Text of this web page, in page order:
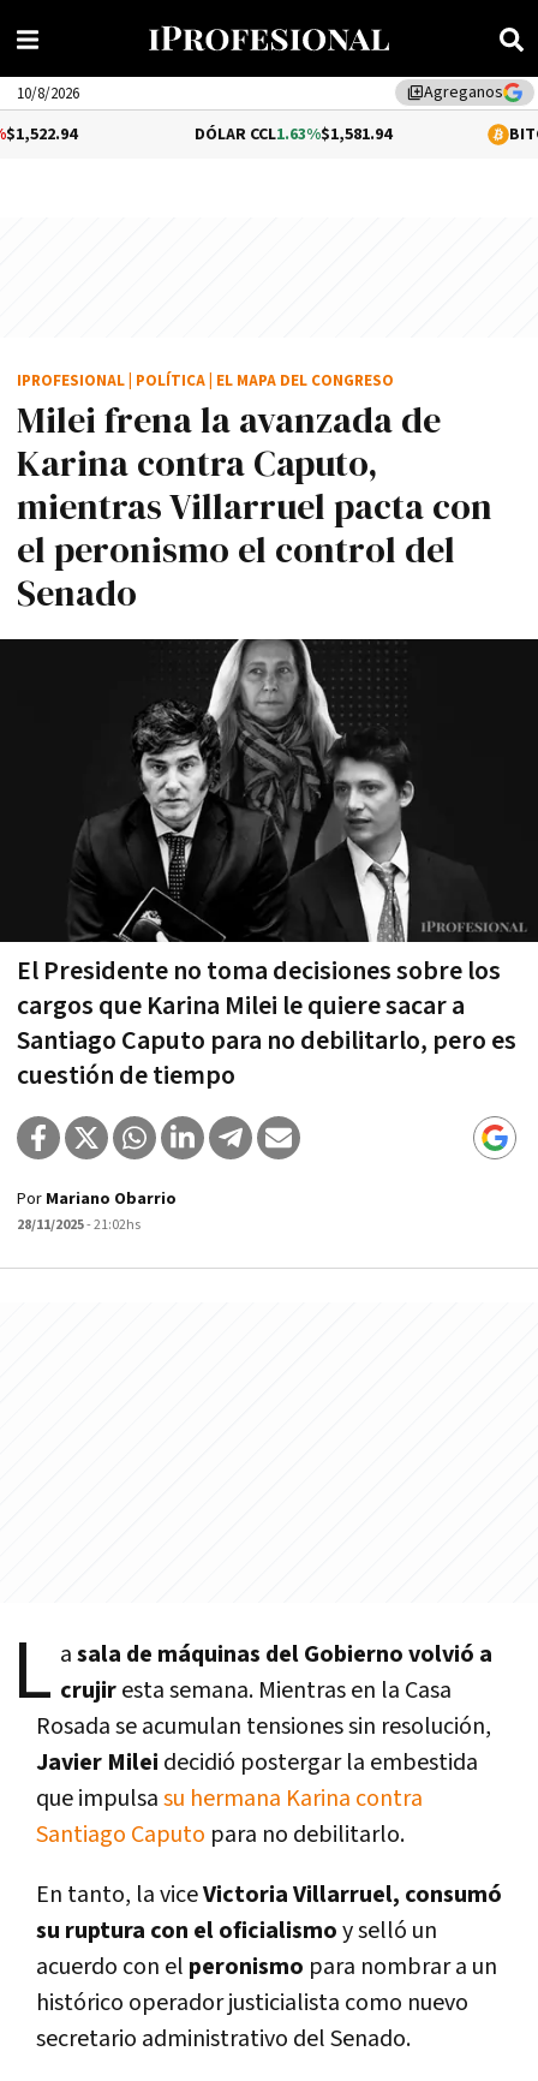
library_addAgreganos
10/8/2026
1.63%$1,581.94 -1.76%
Milei frena la avanzada de
Karina contra Caputo,
mientras Villarruel pacta con
el peronismo el control del
Senado
El Presidente no toma decisiones sobre los
cargos que Karina Milei le quiere sacar a
Santiago Caputo para no debilitarlo, pero es
cuestión de tiempo
IPROFESIONAL POLÍTICA EL MAPA DEL CONGRESO
Por Mariano Obarrio
28/11/2025- 21:02hs
L asala de máquinas del Gobierno volvió a
crujiresta semana. Mientras en la Casa
Rosada se acumulan tensiones sin resolución,
Javier Milei decidió postergar la embestida
que impulsasu hermana Karina contra
Santiago Caputo para no debilitarlo.
En tanto, la viceVictoria Villarruel, consumó
su ruptura con el oficialismoy selló un
acuerdo con el peronismo para nombrar a un
histórico operador justicialista como nuevo
secretario administrativo del Senado.